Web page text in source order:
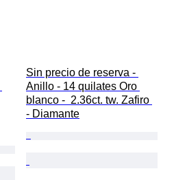
Sin precio de reserva -
Anillo - 14 quilates Oro
blanco -  2.36ct. tw. Zafiro
- Diamante